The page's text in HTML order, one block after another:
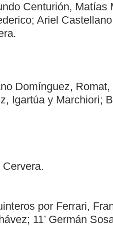
Centurión, Matías
Ariel
Domínguez,
Igartúa y Marchiori;
Cervera.
por Ferrari,
11’ Germán